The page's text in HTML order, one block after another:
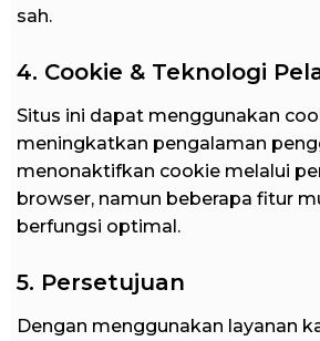
sah.
4. Cookie & Teknologi
Situs ini dapat menggunakan
meningkatkan pengalaman
menonaktifkan cookie melalui
browser, namun beberapa fitur
berfungsi optimal.
5. Persetujuan
Dengan menggunakan layanan